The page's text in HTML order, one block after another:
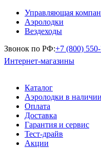
Управляющая
Аэролодки
Вездеходы
Звонок по РФ:+7 (800)
Интернет-магазины
Каталог
Аэролодки в наличии
Оплата
Доставка
Гарантия и сервис
Тест-драйв
Акции